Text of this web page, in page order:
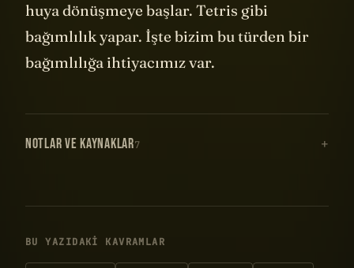
huya dönüşmeye başlar. Tetris gibi
bağımlılık yapar. İşte bizim bu türden bir
bağımlılığa ihtiyacımız var.
NOTLAR VE KAYNAKLAR7
BU YAZIDAKI KAVRAMLAR